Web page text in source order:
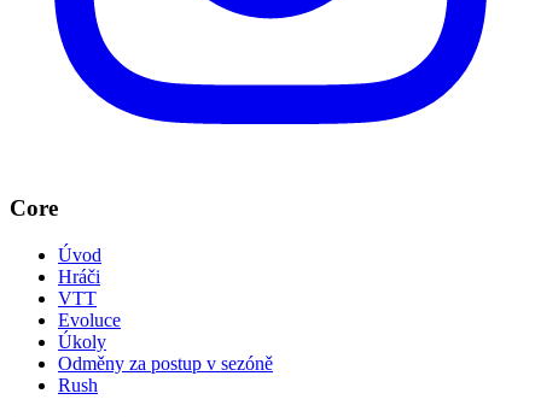
Core
Úvod
Hráči
VTT
Evoluce
Úkoly
Odměny za postup v sezóně
Rush